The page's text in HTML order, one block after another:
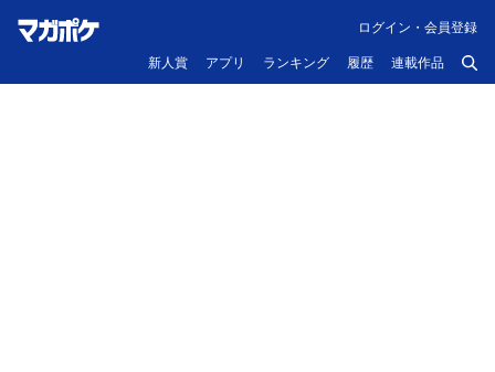
新人賞 アプリ ランキング 履歴 連載作品
ログイン・会員登録